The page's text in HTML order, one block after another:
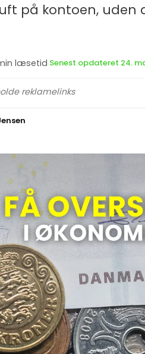
på kontoen, uden
læsetid·Senest opdateret 24.
reklamelinks